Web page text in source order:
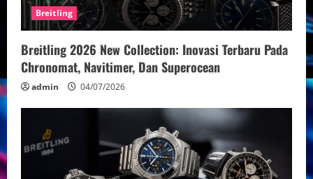
i
n
g
Breitling
Breitling 2026 New Collection: Inovasi Terbaru Pada
Chronomat, Navitimer, Dan Superocean
admin 04/07/2026